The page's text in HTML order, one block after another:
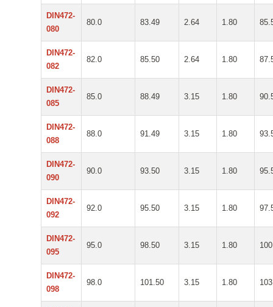
DIN472-
080
80.0 83.49 2.64 1.80
DIN472-
082
82.0 85.50 2.64 1.80
DIN472-
085
85.0 88.49 3.15 1.80
DIN472-
088
88.0 91.49 3.15 1.80
DIN472-
090
90.0 93.50 3.15 1.80
DIN472-
092
92.0 95.50 3.15 1.80
DIN472-
095
95.0 98.50 3.15 1.80
DIN472-
098
98.0 101.50 3.15 1.80